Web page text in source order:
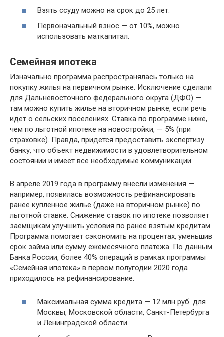
Взять ссуду можно на срок до 25 лет.
Первоначальный взнос — от 10%, можно
использовать маткапитал.
Семейная ипотека
Изначально программа распространялась только на
покупку жилья на первичном рынке. Исключение сделали
для Дальневосточного федерального округа (ДФО) —
там можно купить жилье на вторичном рынке, если речь
идет о сельских поселениях. Ставка по программе ниже,
чем по льготной ипотеке на новостройки, — 5% (при
страховке). Правда, придется предоставить экспертизу
банку, что объект недвижимости в удовлетворительном
состоянии и имеет все необходимые коммуникации.
В апреле 2019 года в программу внесли изменения —
например, появилась возможность рефинансировать
ранее купленное жилье (даже на вторичном рынке) по
льготной ставке. Снижение ставок по ипотеке позволяет
заемщикам улучшить условия по ранее взятым кредитам.
Программа помогает сэкономить на процентах, уменьшив
срок займа или сумму ежемесячного платежа. По данным
Банка России, более 40% операций в рамках программы
«Семейная ипотека» в первом полугодии 2020 года
приходилось на рефинансирование.
Максимальная сумма кредита — 12 млн руб. для
Москвы, Московской области, Санкт-Петербурга
и Ленинградской области.